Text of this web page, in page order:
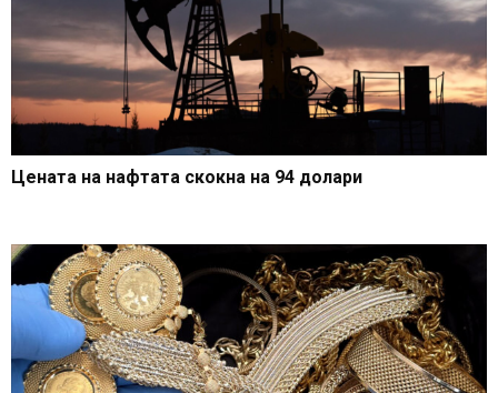
Цената на нафтата скокна на 94 долари